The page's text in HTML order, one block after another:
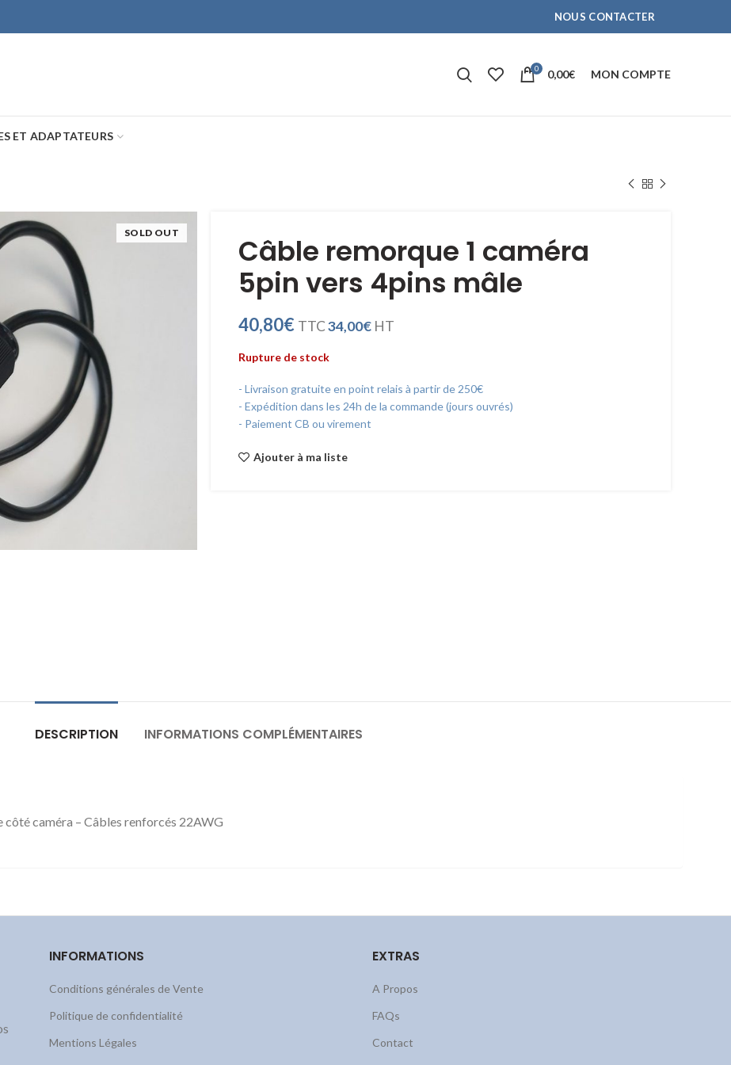
NOUS CONTACTER
0 0,00€ MON COMPTE
ET ADAPTATEURS
SOLD OUT
Câble remorque 1 caméra
5pin vers 4pins mâle
40,80€ TTC34,00€ HT
Rupture de stock
- Livraison gratuite en point relais à partir de 250€
- Expédition dans les 24h de la commande (jours ouvrés)
- Paiement CB ou virement
Ajouter à ma liste
DESCRIPTION INFORMATIONS COMPLÉMENTAIRES
caméra – Câbles renforcés 22AWG
INFORMATIONS
Conditions générales de Vente
Politique de confidentialité
Mentions Légales
EXTRAS
A Propos
FAQs
Contact